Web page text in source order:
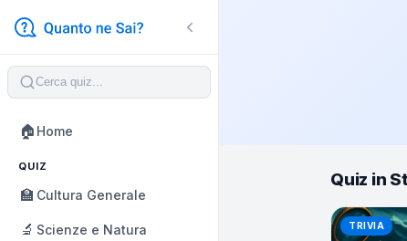
🏠 Home
QUIZ
🏫 Cultura Generale
🔬 Scienze e Natura
Quiz in
TRIVIA